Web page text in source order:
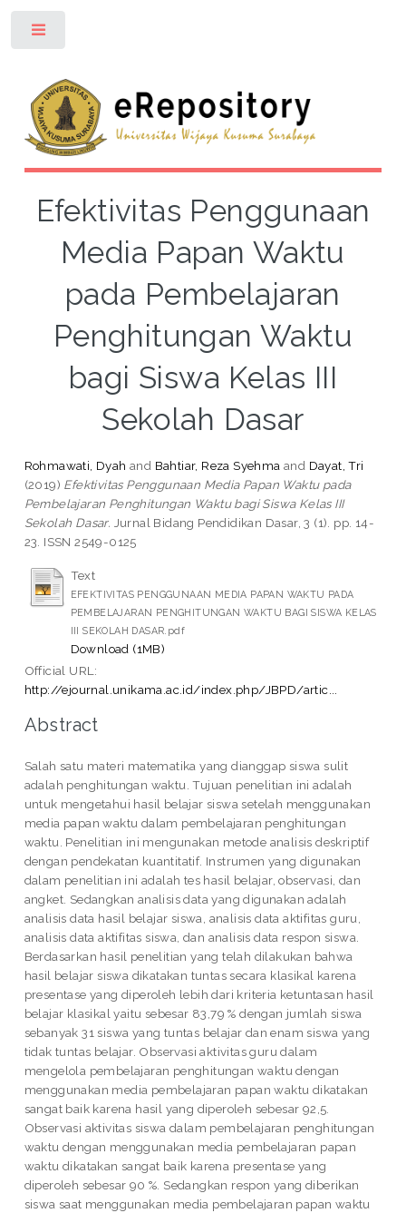
Efektivitas Penggunaan
Media Papan Waktu
pada Pembelajaran
Penghitungan Waktu
bagi Siswa Kelas III
Sekolah Dasar
Rohmawati, Dyah and Bahtiar, Reza Syehma and Dayat, Tri
(2019) Efektivitas Penggunaan Media Papan Waktu pada
Pembelajaran Penghitungan Waktu bagi Siswa Kelas III
Sekolah Dasar. Jurnal Bidang Pendidikan Dasar, 3 (1). pp. 14-
23. ISSN 2549-0125
Text
EFEKTIVITAS PENGGUNAAN MEDIA PAPAN WAKTU PADA
PEMBELAJARAN PENGHITUNGAN WAKTU BAGI SISWA KELAS
III SEKOLAH DASAR.pdf
Download (1MB)
Official URL:
http://ejournal.unikama.ac.id/index.php/JBPD/artic...
Abstract
Salah satu materi matematika yang dianggap siswa sulit
adalah penghitungan waktu. Tujuan penelitian ini adalah
untuk mengetahui hasil belajar siswa setelah menggunakan
media papan waktu dalam pembelajaran penghitungan
waktu. Penelitian ini mengunakan metode analisis deskriptif
dengan pendekatan kuantitatif. Instrumen yang digunakan
dalam penelitian ini adalah tes hasil belajar, observasi, dan
angket. Sedangkan analisis data yang digunakan adalah
analisis data hasil belajar siswa, analisis data aktifitas guru,
analisis data aktifitas siswa, dan analisis data respon siswa.
Berdasarkan hasil penelitian yang telah dilakukan bahwa
hasil belajar siswa dikatakan tuntas secara klasikal karena
presentase yang diperoleh lebih dari kriteria ketuntasan hasil
belajar klasikal yaitu sebesar 83,79 % dengan jumlah siswa
sebanyak 31 siswa yang tuntas belajar dan enam siswa yang
tidak tuntas belajar. Observasi aktivitas guru dalam
mengelola pembelajaran penghitungan waktu dengan
menggunakan media pembelajaran papan waktu dikatakan
sangat baik karena hasil yang diperoleh sebesar 92,5.
Observasi aktivitas siswa dalam pembelajaran penghitungan
waktu dengan menggunakan media pembelajaran papan
waktu dikatakan sangat baik karena presentase yang
diperoleh sebesar 90 %. Sedangkan respon yang diberikan
siswa saat menggunakan media pembelajaran papan waktu